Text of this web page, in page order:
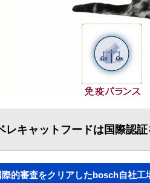
レキャットフードは国際認
際的審査をクリアしたbosch自社工